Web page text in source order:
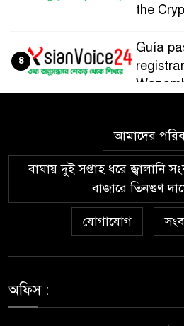
the
Guía
৪
Kako
Casino
prve
Koja je
৭
আমাদের
বাঘায় দুই সপ্তাহ ধরে জ্বালানি
বাজারে তিনগুণ
যোগাযোগ
অফিস :